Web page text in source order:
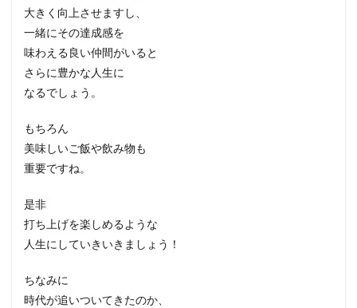
大きく向上させますし、
一緒にその達成感を
味わえる良い仲間がいると
さらに豊かな人生に
なるでしょう。
もちろん
美味しいご飯や飲み物も
重要ですね。
是非
打ち上げを楽しめるような
人生にしていきいきましょう！
ちなみに
時代が追いついてきたのか、